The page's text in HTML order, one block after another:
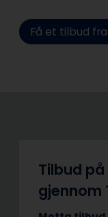
Få et tilbud
Tilbud
gjennom